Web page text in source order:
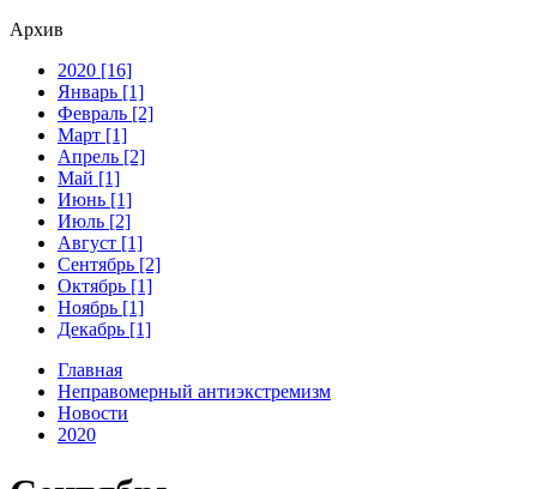
Архив
2020 [16]
Январь [1]
Февраль [2]
Март [1]
Апрель [2]
Май [1]
Июнь [1]
Июль [2]
Август [1]
Сентябрь [2]
Октябрь [1]
Ноябрь [1]
Декабрь [1]
Главная
Неправомерный антиэкстремизм
Новости
2020